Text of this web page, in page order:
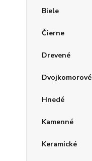
Biele
Čierne
Drevené
Dvojkomorové
Hnedé
Kamenné
Keramické